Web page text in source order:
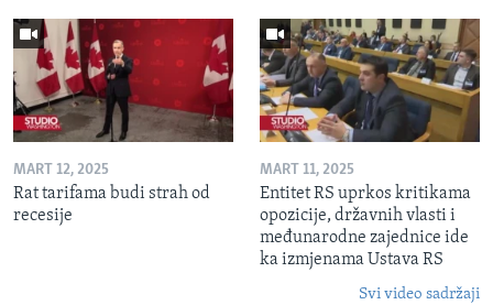
MART 12, 2025
Rat tarifama budi strah od
recesije
MART 11, 2025
Entitet RS uprkos kritikama
opozicije, državnih vlasti i
međunarodne zajednice ide
ka izmjenama Ustava RS
Svi video sadržaji